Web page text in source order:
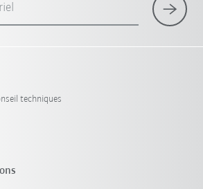
techniques